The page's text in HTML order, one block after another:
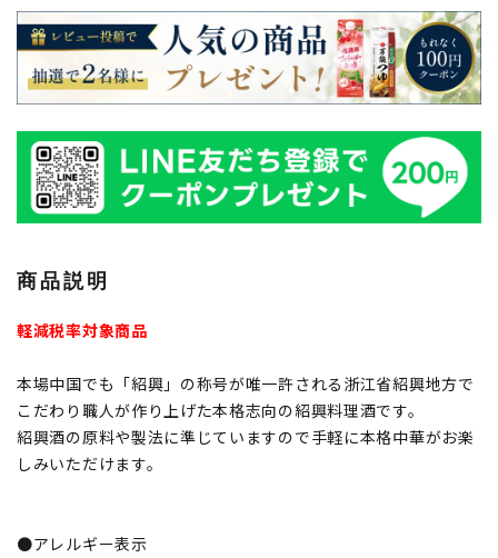
商品説明
軽減税率対象商品
本場中国でも「紹興」の称号が唯一許される浙江省紹興地方で
こだわり職人が作り上げた本格志向の紹興料理酒です。
紹興酒の原料や製法に準じていますので手軽に本格中華がお楽
しみいただけます。
●アレルギー表示